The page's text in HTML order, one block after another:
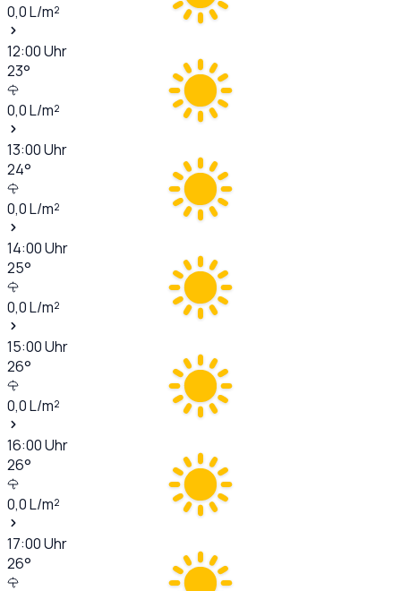
0,0L/m²
12:00Uhr
23°
0,0L/m²
13:00Uhr
24°
0,0L/m²
14:00Uhr
25°
0,0L/m²
15:00Uhr
26°
0,0L/m²
16:00Uhr
26°
0,0L/m²
17:00Uhr
26°